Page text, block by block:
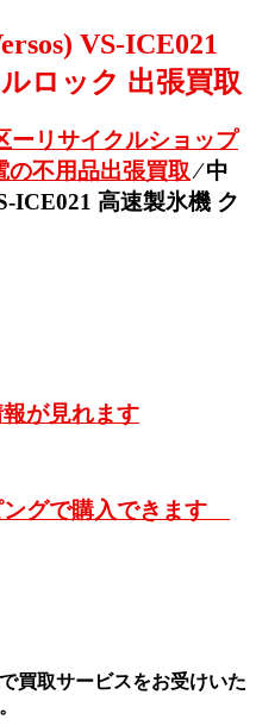
VS-ICE021
ロック 出張買取
ーリサイクルショップ
の不用品出張買取⁄中
ICE021 高速製氷機 ク
が見れます
ングで購入できます
買取サービスをお受けいた